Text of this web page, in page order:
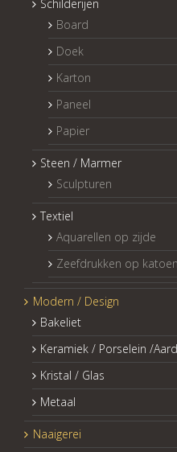
Schilderijen
Board
Doek
Karton
Paneel
Papier
Steen / Marmer
Sculpturen
Textiel
Aquarellen op zijde
Zeefdrukken op katoen
Modern / Design
Bakeliet
Keramiek / Porselein /
Kristal / Glas
Metaal
Naaigerei